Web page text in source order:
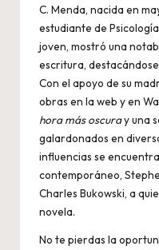
C. Menda, nacida en
estudiante de
joven, mostró una
escritura,
Con el apoyo de su
obras en la web y en
hora más oscuray una
galardonados en
influencias se
contemporáneo,
Charles Bukowski, a
novela.
No te pierdas la